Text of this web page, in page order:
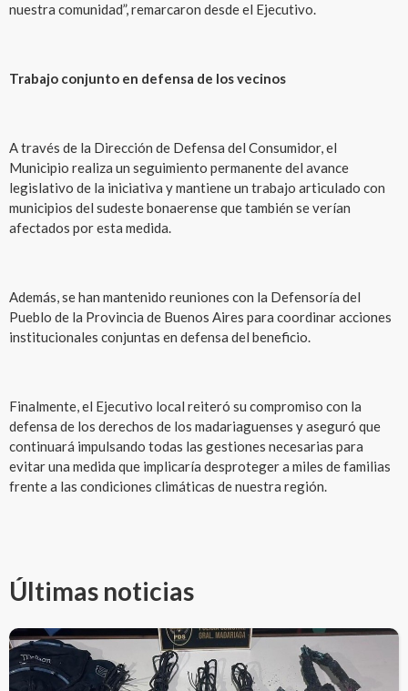
nuestra comunidad”, remarcaron desde el Ejecutivo.
Trabajo conjunto en defensa de los vecinos
A través de la Dirección de Defensa del Consumidor, el
Municipio realiza un seguimiento permanente del avance
legislativo de la iniciativa y mantiene un trabajo articulado con
municipios del sudeste bonaerense que también se verían
afectados por esta medida.
Además, se han mantenido reuniones con la Defensoría del
Pueblo de la Provincia de Buenos Aires para coordinar acciones
institucionales conjuntas en defensa del beneficio.
Finalmente, el Ejecutivo local reiteró su compromiso con la
defensa de los derechos de los madariaguenses y aseguró que
continuará impulsando todas las gestiones necesarias para
evitar una medida que implicaría desproteger a miles de familias
frente a las condiciones climáticas de nuestra región.
Últimas noticias